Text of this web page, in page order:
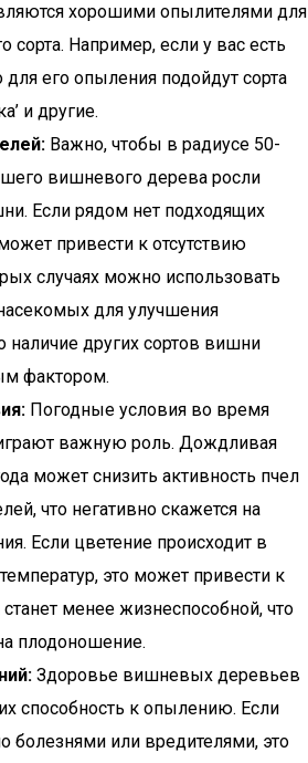
хорошими опылителями для
сорта. Например, если у вас есть
для его опыления подойдут сорта
и другие.
Важно, чтобы в радиусе 50-
вишневого дерева росли
Если рядом нет подходящих
привести к отсутствию
случаях можно использовать
для улучшения
наличие других сортов вишни
фактором.
Погодные условия во время
важную роль. Дождливая
может снизить активность пчел
что негативно скажется на
Если цветение происходит в
это может привести к
менее жизнеспособной, что
плодоношение.
Здоровье вишневых деревьев
способность к опылению. Если
болезнями или вредителями, это